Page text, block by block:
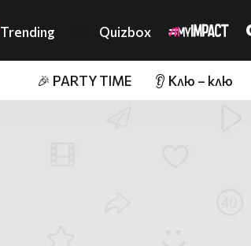
Trending Quizbox
🎉 PARTY TIME 👂 Клю – клю